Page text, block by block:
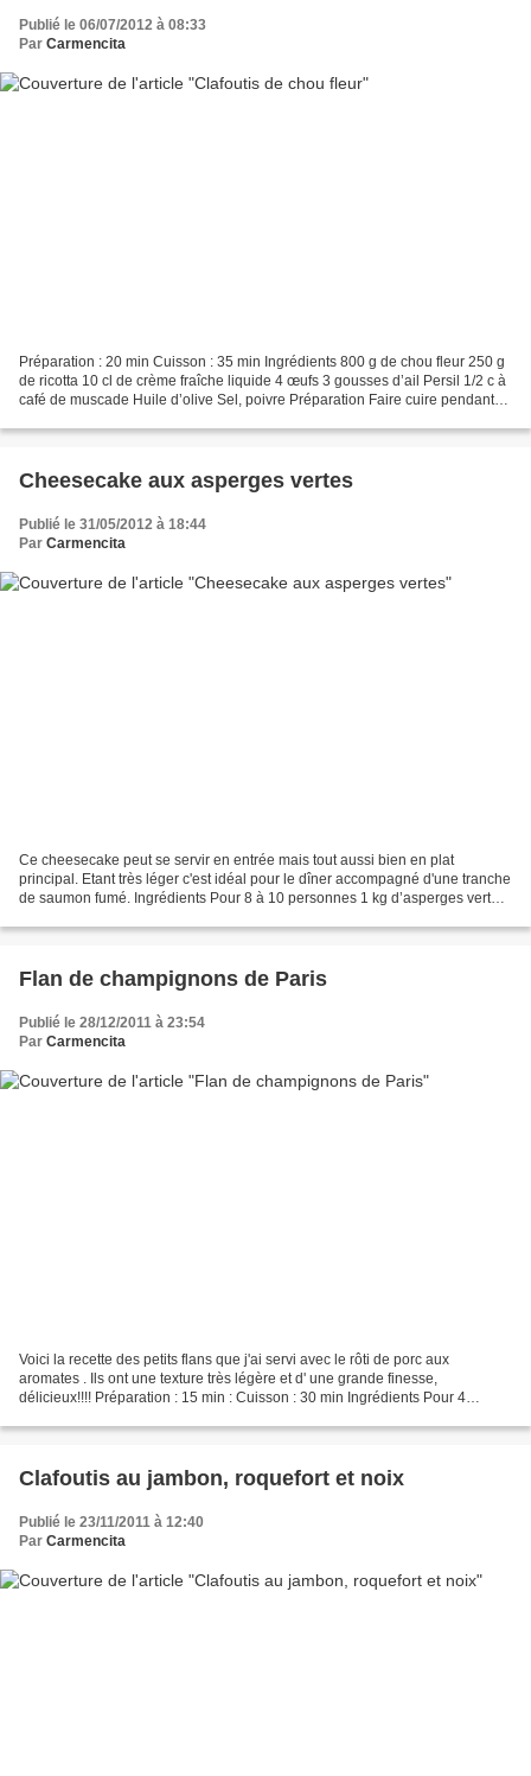
Publié le 06/07/2012 à 08:33
Par Carmencita
Préparation : 20 min Cuisson : 35 min Ingrédients 800 g de chou fleur 250 g
de ricotta 10 cl de crème fraîche liquide 4 œufs 3 gousses d’ail Persil 1/2 c à
café de muscade Huile d’olive Sel, poivre Préparation Faire cuire pendant
Cheesecake aux asperges vertes
Publié le 31/05/2012 à 18:44
Par Carmencita
Ce cheesecake peut se servir en entrée mais tout aussi bien en plat
principal. Etant très léger c'est idéal pour le dîner accompagné d'une tranche
de saumon fumé. Ingrédients Pour 8 à 10 personnes 1 kg d’asperges vertes
Flan de champignons de Paris
Publié le 28/12/2011 à 23:54
Par Carmencita
Voici la recette des petits flans que j'ai servi avec le rôti de porc aux
aromates . Ils ont une texture très légère et d' une grande finesse,
délicieux!!!! Préparation : 15 min : Cuisson : 30 min Ingrédients Pour 4
Clafoutis au jambon, roquefort et noix
Publié le 23/11/2011 à 12:40
Par Carmencita